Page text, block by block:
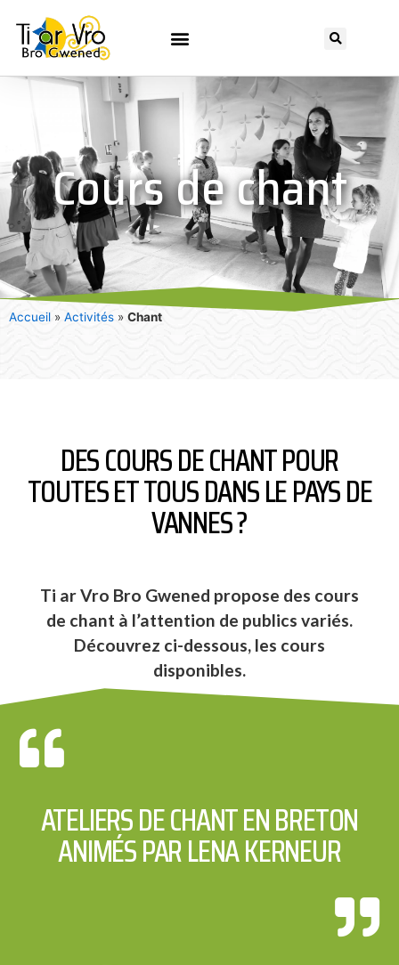
Cours de chant
Accueil » Activités » Chant
DES COURS DE CHANT POUR
TOUTES ET TOUS DANS LE PAYS DE
VANNES ?
Ti ar Vro Bro Gwened propose des cours
de chant à l’attention de publics variés.
Découvrez ci-dessous, les cours
disponibles.
ATELIERS DE CHANT EN BRETON
ANIMÉS PAR LENA KERNEUR